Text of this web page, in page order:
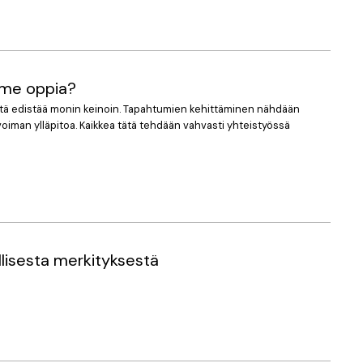
oppia?
edistää monin keinoin. Tapahtumien kehittäminen nähdään
ylläpitoa. Kaikkea tätä tehdään vahvasti yhteistyössä
merkityksestä